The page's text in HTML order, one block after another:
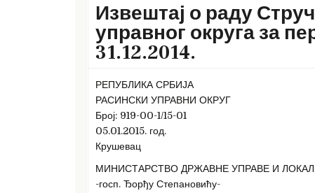
Извештај о раду
управног округа за
31.12.2014.
РЕПУБЛИКА СРБИЈА
РАСИНСКИ УПРАВНИ ОКРУГ
Број: 919-00-1/15-01
05.01.2015. год.
Крушевац
МИНИСТАРСТВО ДРЖАВНЕ УПРАВЕ И
-госп. Ђорђу Степановићу-